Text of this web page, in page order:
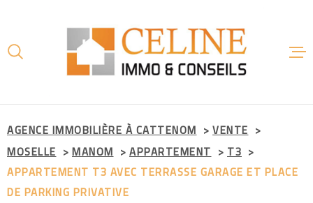
lamenu
contenu
AGENCE IMMOBILIÈRE À CATTENOM
VENTE
MOSELLE
MANOM APPARTEMENT
T3
APPARTEMENT T3 AVEC TERRASSE GARAGE ET PLACE
DE PARKING PRIVATIVE